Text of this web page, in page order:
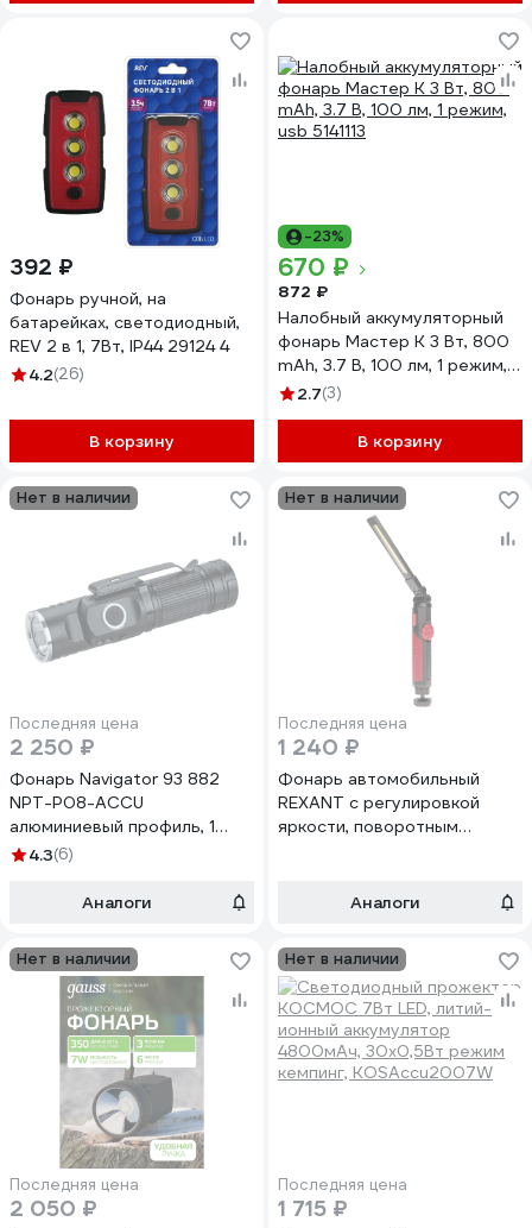
392 ₽
Фонарь ручной, на
батарейках, светодиодный,
REV 2 в 1, 7Вт, IP44 29124 4
4.2(26)
В корзину
-23%
670 ₽
872 ₽
Налобный аккумуляторный
фонарь Мастер К 3 Вт, 800
mAh, 3.7 В, 100 лм, 1 режим,
usb 5141113
2.7(3)
В корзину
Нет в наличии
Последняя цена
2 250 ₽
Фонарь Navigator 93 882
NPT-P08-ACCU
алюминиевый профиль, 1
Osram P8,7Вт li-ion 0,7Ач
4.3(6)
Аналоги
Нет в наличии
Последняя цена
1 240 ₽
Фонарь автомобильный
REXANT с регулировкой
яркости, поворотным
аккумулятором, USB кабель
Аналоги
Нет в наличии
Последняя цена
2 050 ₽
Нет в наличии
Последняя цена
1 715 ₽